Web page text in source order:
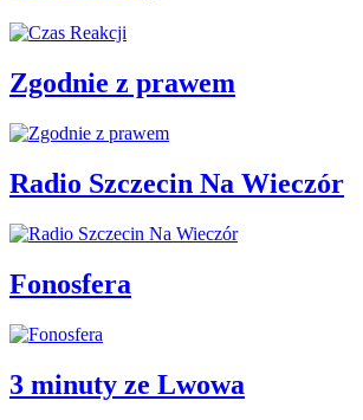
Zgodnie z prawem
Radio Szczecin Na Wieczór
Fonosfera
3 minuty ze Lwowa